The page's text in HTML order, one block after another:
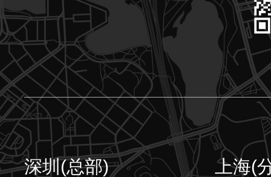
深圳(总部) 上海(